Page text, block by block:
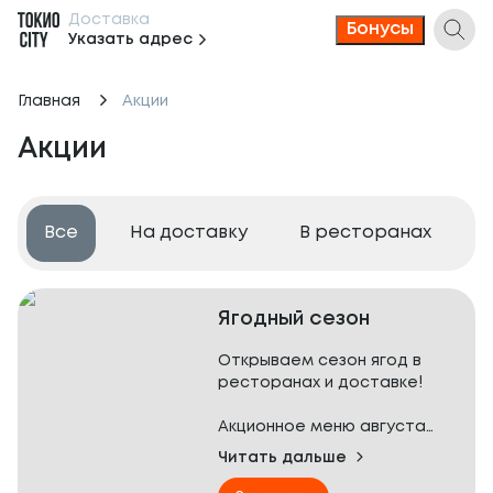
Доставка
Указать адрес
Бонусы
Главная Акции
Акции
Все На доставку В ресторанах
Ягодный сезон
Открываем сезон ягод в
ресторанах и доставке!
Акционное меню августа
наполнено вкусами спелого
Читать дальше